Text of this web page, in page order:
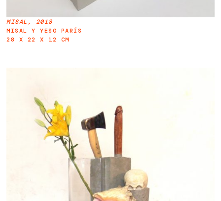
MISAL, 2018
MISAL Y YESO PARÍS
28 X 22 X 12 CM